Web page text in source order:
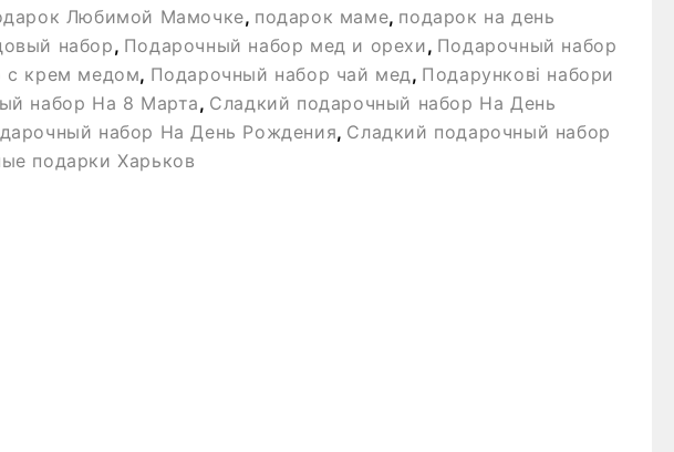
Любимой Мамочке, подарок маме, подарок на день
набор, Подарочный набор мед и орехи, Подарочный набор
с крем медом, Подарочный набор чай мед, Подарункові набори
набор На 8 Марта, Сладкий подарочный набор На День
набор На День Рождения, Сладкий подарочный набор
подарки Харьков